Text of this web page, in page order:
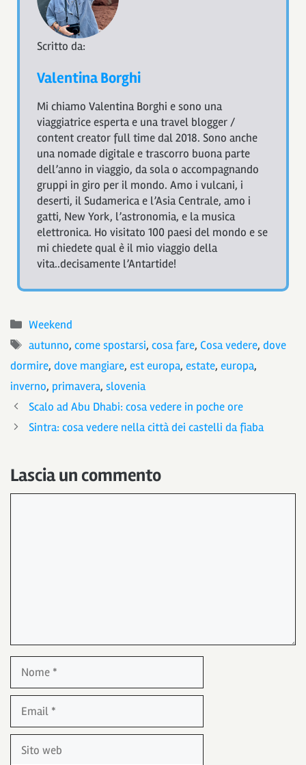
Scritto da:
Valentina Borghi
Mi chiamo Valentina Borghi e sono una
viaggiatrice esperta e una travel blogger /
content creator full time dal 2018. Sono anche
una nomade digitale e trascorro buona parte
dell’anno in viaggio, da sola o accompagnando
gruppi in giro per il mondo. Amo i vulcani, i
deserti, il Sudamerica e l’Asia Centrale, amo i
gatti, New York, l’astronomia, e la musica
elettronica. Ho visitato 100 paesi del mondo e se
mi chiedete qual è il mio viaggio della
vita..decisamente l’Antartide!
Categorie
Weekend
Tag
autunno,come spostarsi,cosa fare, Cosa vedere,dove
dormire, dove mangiare, est europa, estate, europa,
inverno, primavera, slovenia
Scalo ad Abu Dhabi: cosa vedere in poche ore
Sintra: cosa vedere nella città dei castelli da fiaba
Lascia un commento
web